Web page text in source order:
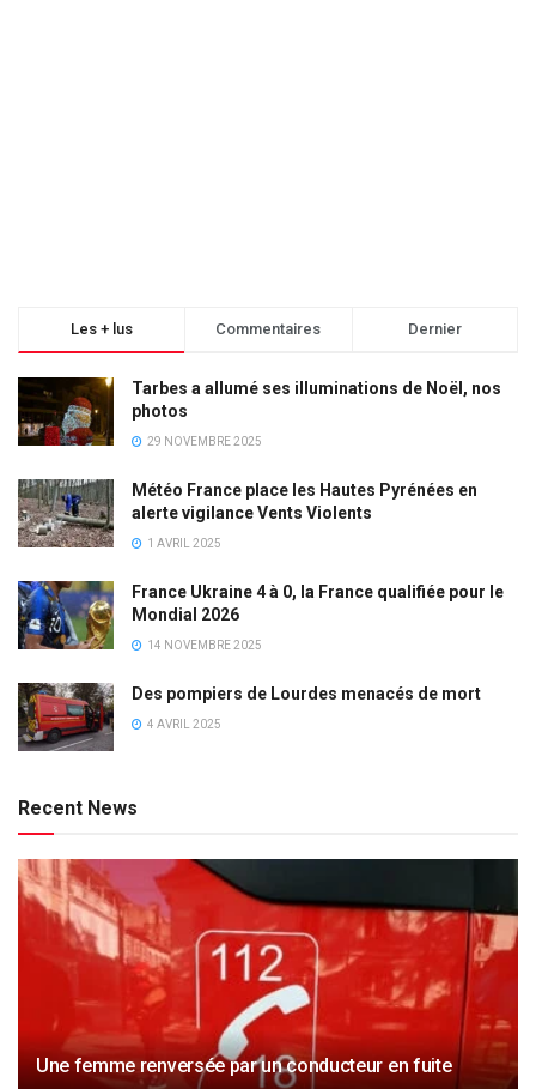
Les + lus Commentaires Dernier
Tarbes a allumé ses illuminations de Noël, nos
photos
29 NOVEMBRE 2025
Météo France place les Hautes Pyrénées en
alerte vigilance Vents Violents
1 AVRIL 2025
France Ukraine 4 à 0, la France qualifiée pour le
Mondial 2026
14 NOVEMBRE 2025
Des pompiers de Lourdes menacés de mort
4 AVRIL 2025
Recent News
Une femme renversée par un conducteur en fuite